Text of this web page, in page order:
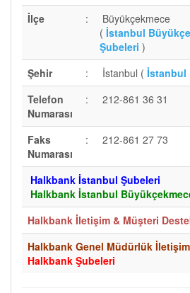
İlçe :
Büyükçekmece
( İstanbul
Şubeleri )
Şehir
: İstanbul ( İstanbul
Telefon
Numarası
: 212-861 36 31
Faks
Numarası
: 212-861 27 73
Halkbank İstanbul Şubeleri
Halkbank İstanbul
Halkbank İletişim & Müşteri
Halkbank Genel Müdürlük
Halkbank Şubeleri